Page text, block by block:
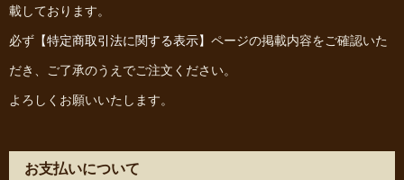
載しております。
必ず 【特定商取引法に関する表示】 ページの掲載内容をご確認いた
だき、ご了承のうえでご注文ください。
よろしくお願いいたします。
お支払いについて